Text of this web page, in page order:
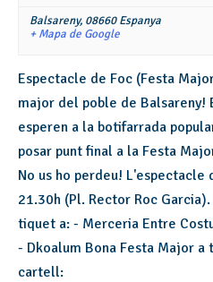
Balsareny, 08660 Espanya
+ Mapa de Google
Espectacle de Foc (Festa
major del poble de Balsareny!
esperen a la botifarrada
posar punt final a la Festa
No us ho perdeu! L'espectacle
21.30h (Pl. Rector Roc
tiquet a: - Merceria Entre
- Dkoalum Bona Festa Major
cartell: